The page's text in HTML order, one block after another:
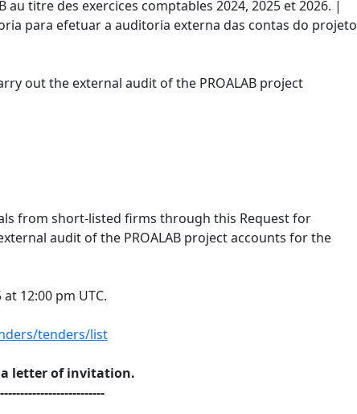
titre des exercices comptables 2024, 2025 et 2026. |
para efetuar a auditoria externa das contas do projeto
out the external audit of the PROALAB project
from short-listed firms through this Request for
audit of the PROALAB project accounts for the
12:00 pm UTC.
tenders/list
a letter of invitation.